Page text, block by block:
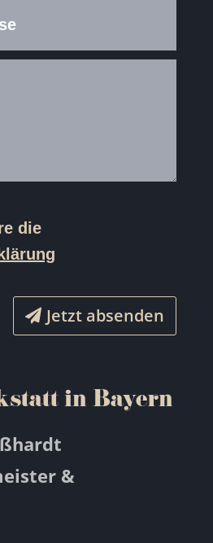
die
Jetzt absenden
in Bayern
&